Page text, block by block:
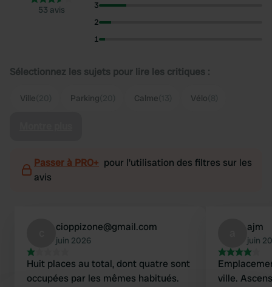
53 avis
3
2
1
Sélectionnez les sujets pour lire les critiques :
Ville Parking Calme Vélo
Passer à PRO+ pour l'utilisation des filtres sur les
avis
cioppizone@gmail.com
juin 2026
Huit places au total, dont quatre sont
occupées par les mêmes habitués.
ajm
juin
ville.